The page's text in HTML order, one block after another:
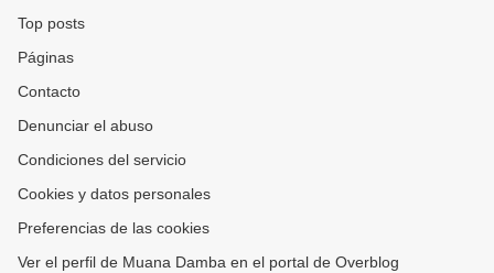
Top posts
Páginas
Contacto
Denunciar el abuso
Condiciones del servicio
Cookies y datos personales
Preferencias de las cookies
Ver el perfil de Muana Damba en el portal de Overblog